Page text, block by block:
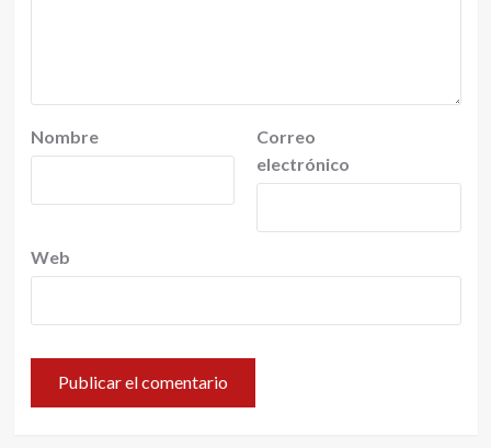
Nombre
Correo
electrónico
Web